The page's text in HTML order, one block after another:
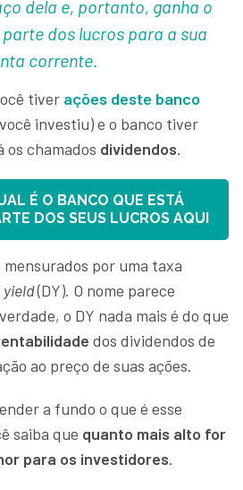
dela e, portanto, ganha o
dos lucros para a sua
corrente.
tiver ações deste banco
investiu) e o banco tiver
os chamados dividendos.
É O BANCO QUE ESTÁ
DOS SEUS LUCROS AQUI
mensurados por uma taxa
yield(DY). O nome parece
o DY nada mais é do que
dos dividendos de
ao preço de suas ações.
a fundo o que é esse
saiba que quanto mais alto for
para os investidores.